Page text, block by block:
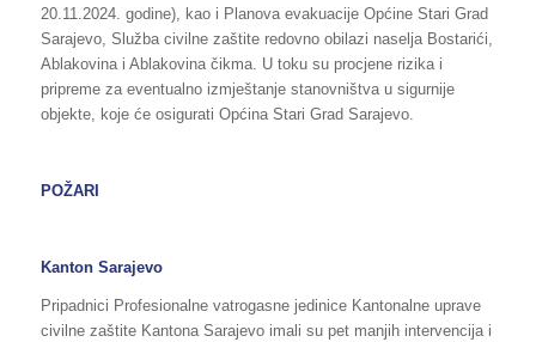
20.11.2024. godine), kao i Planova evakuacije Općine Stari Grad
Sarajevo, Služba civilne zaštite redovno obilazi naselja Bostarići,
Ablakovina i Ablakovina čikma. U toku su procjene rizika i
pripreme za eventualno izmještanje stanovništva u sigurnije
objekte, koje će osigurati Općina Stari Grad Sarajevo.
POŽARI
Kanton Sarajevo
Pripadnici Profesionalne vatrogasne jedinice Kantonalne uprave
civilne zaštite Kantona Sarajevo imali su pet manjih intervencija i